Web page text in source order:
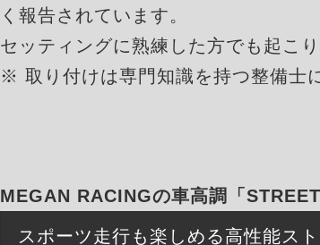
く報告されています。
セッティングに熟練した方でも起こ
※ 取り付けは専門知識を持つ整備士
MEGAN RACINGの車高調「
スポーツ走行も楽しめる高性能ス